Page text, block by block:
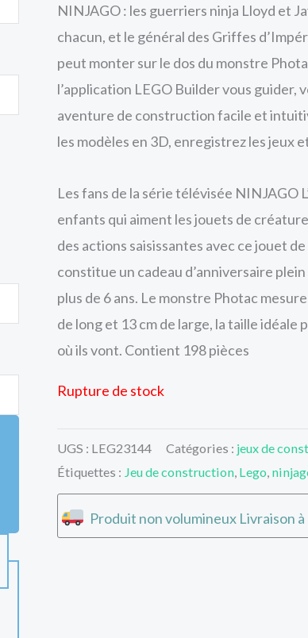
NINJAGO : les guerriers ninja Lloyd et
chacun, et le général des Griffes
peut monter sur le dos du monstre
l’application LEGO Builder vous guider,
aventure de construction facile et
les modèles en 3D, enregistrez les jeux
Les fans de la série télévisée NINJAGO
enfants qui aiment les jouets de
des actions saisissantes avec ce jouet
constitue un cadeau d’anniversaire
plus de 6 ans. Le monstre Photac
de long et 13 cm de large, la taille
où ils vont. Contient 198 pièces
Rupture de stock
UGS : LEG23144 Catégories : jeux de
Étiquettes : Jeu de construction Lego
Produit non volumineux Livraison